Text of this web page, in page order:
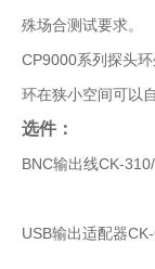
殊场合测试要求。
CP9000系列探头
环在狭小空间可以
选件：
BNC输出线CK-
USB输出适配器